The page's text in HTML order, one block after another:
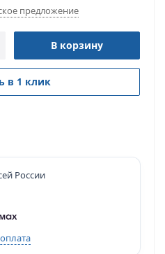
предложение
В корзину
в 1 клик
России